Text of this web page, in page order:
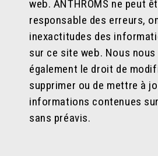
web. ANTHROMS ne peut
responsable des erreurs,
inexactitudes des
sur ce site web. Nous
également le droit de
supprimer ou de mettre à
informations contenues
sans préavis.